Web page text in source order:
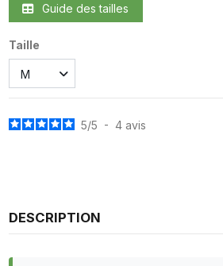
Guide des tailles
Taille
5/5 - 4 avis
DESCRIPTION